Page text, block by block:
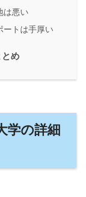
は悪い
トは手厚い
とめ
学の詳細